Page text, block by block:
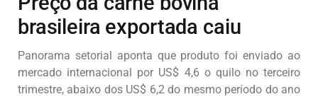
brasileira exportada caiu
Panorama setorial aponta que produto foi enviado ao
mercado internacional por US$ 4,6 o quilo no terceiro
trimestre, abaixo dos US$ 6,2 do mesmo período do ano